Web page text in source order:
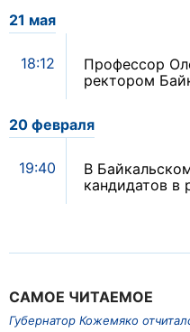
САМОЕ ЧИТАЕМОЕ
Губернатор Кожемяко
21 мая
18:12
Профессор
ректором
20 февраля
19:40
В
кандидатов в